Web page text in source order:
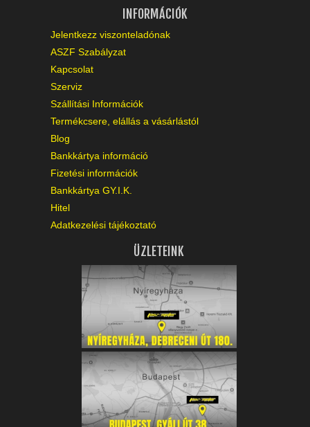
INFORMÁCIÓK
Jelentkezz viszonteladónak
ASZF Szabályzat
Kapcsolat
Szerviz
Szállítási Információk
Termékcsere, elállás a vásárlástól
Blog
Bankkártya információ
Fizetési információk
Bankkártya GY.I.K.
Hitel
Adatkezelési tájékoztató
ÜZLETEINK